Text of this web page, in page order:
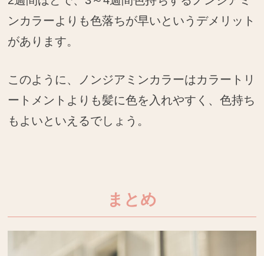
ンカラーよりも色落ちが早いというデメリット
があります。
このように、ノンジアミンカラーはカラートリ
ートメントよりも髪に色を入れやすく、色持ち
もよいといえるでしょう。
まとめ